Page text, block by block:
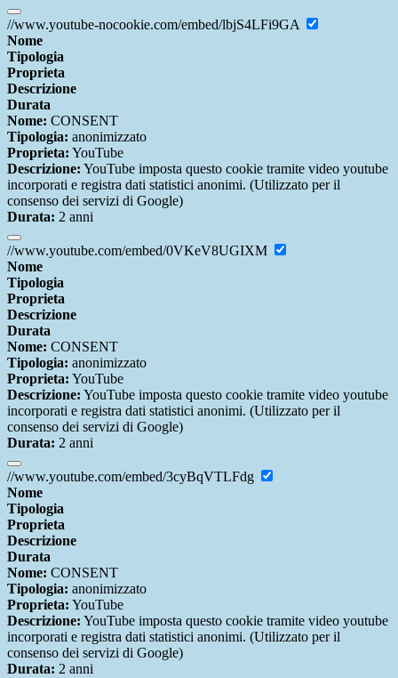
//www.youtube-nocookie.com/embed/lbjS4LFi9GA
Nome
Tipologia
Proprieta
Descrizione
Durata
Nome: CONSENT
Tipologia: anonimizzato
Proprieta: YouTube
Descrizione: YouTube imposta questo cookie tramite video youtube
incorporati e registra dati statistici anonimi. (Utilizzato per il
consenso dei servizi di Google)
Durata: 2 anni
//www.youtube.com/embed/0VKeV8UGIXM
Nome
Tipologia
Proprieta
Descrizione
Durata
Nome: CONSENT
Tipologia: anonimizzato
Proprieta: YouTube
Descrizione: YouTube imposta questo cookie tramite video youtube
incorporati e registra dati statistici anonimi. (Utilizzato per il
consenso dei servizi di Google)
Durata: 2 anni
//www.youtube.com/embed/3cyBqVTLFdg
Nome
Tipologia
Proprieta
Descrizione
Durata
Nome: CONSENT
Tipologia: anonimizzato
Proprieta: YouTube
Descrizione: YouTube imposta questo cookie tramite video youtube
incorporati e registra dati statistici anonimi. (Utilizzato per il
consenso dei servizi di Google)
Durata: 2 anni